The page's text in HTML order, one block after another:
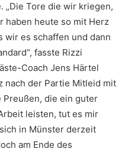
„Die Tore die wir kriegen,
haben heute so mit Herz
wir es schaffen und dann
fasste Rizzi
Coach Jens Härtel
nach der Partie Mitleid mit
Preußen, die ein guter
leisten, tut es mir
in Münster derzeit
am Ende des